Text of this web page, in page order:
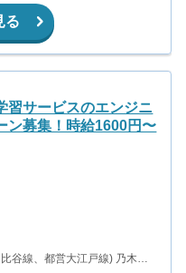
駅から徒歩8分（小田急線）
る
習サービスのエンジニ
ン募集！時給1600円〜
谷線、都営大江戸線) 乃木坂